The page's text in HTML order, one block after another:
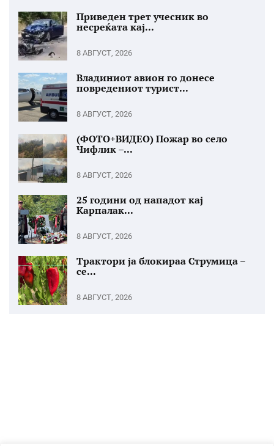
Приведен трет учесник во
несреќата кај...
8 АВГУСТ, 2026
Владиниот авион го донесе
повредениот турист...
8 АВГУСТ, 2026
(ФОТО+ВИДЕО) Пожар во село
Чифлик –...
8 АВГУСТ, 2026
25 години од нападот кај
Карпалак...
8 АВГУСТ, 2026
Трактори ја блокираа Струмица –
се...
8 АВГУСТ, 2026